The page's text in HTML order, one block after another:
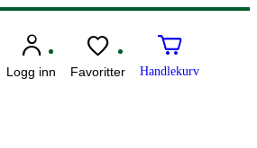
Logg inn Favoritter Handlekurv